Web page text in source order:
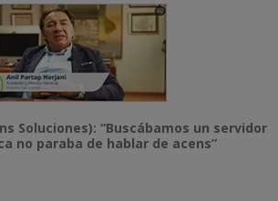
Soluciones): “Buscábamos un servidor
no paraba de hablar de acens”